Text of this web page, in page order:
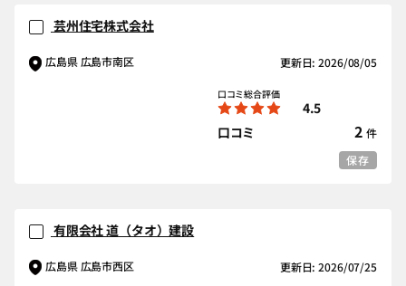
芸州住宅株式会社
広島県 広島市南区 更新日: 2026/08/05
口コミ総合評価
4.5
口コミ
2 件
保存
有限会社 道（タオ）建設
広島県 広島市西区 更新日: 2026/07/25